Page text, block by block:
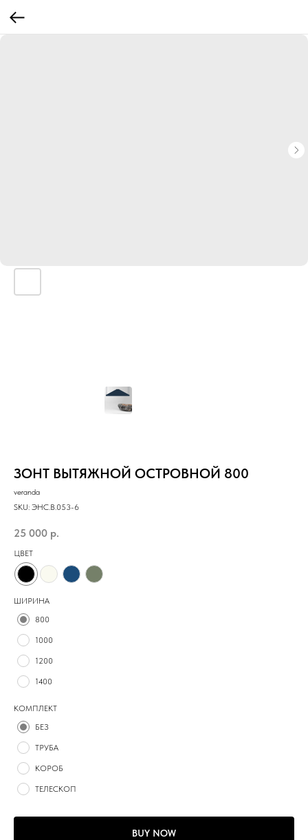
ЗОНТ ВЫТЯЖНОЙ ОСТРОВНОЙ 800
veranda
SKU: ЭНС.B.053-6
25 000 р.
ЦВЕТ
ШИРИНА
800
1000
1200
1400
КОМПЛЕКТ
БЕЗ
ТРУБА
КОРОБ
ТЕЛЕСКОП
BUY NOW